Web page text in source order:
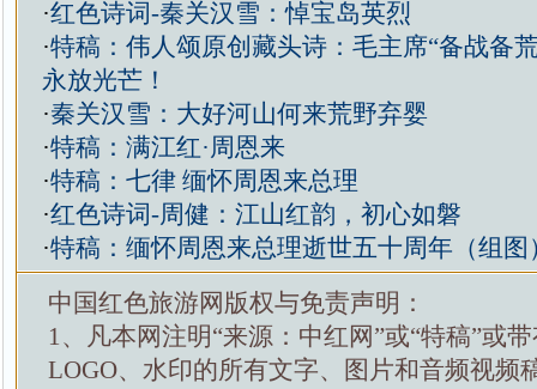
·红色诗词-秦关汉雪：悼宝岛英烈
·特稿：伟人颂原创藏头诗：毛主席“备战备
永放光芒！
·秦关汉雪：大好河山何来荒野弃婴
·特稿：满江红·周恩来
·特稿：七律 缅怀周恩来总理
·红色诗词-周健：江山红韵，初心如磐
·特稿：缅怀周恩来总理逝世五十周年（组图
中国红色旅游网版权与免责声明：
1、凡本网注明“来源：中红网”或“特稿”或
LOGO、水印的所有文字、图片和音频视频